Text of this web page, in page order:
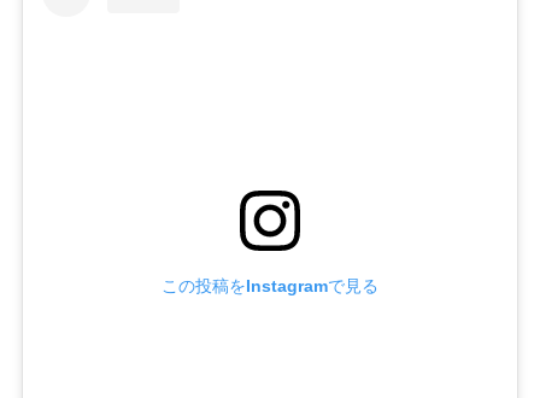
この投稿をInstagramで見る